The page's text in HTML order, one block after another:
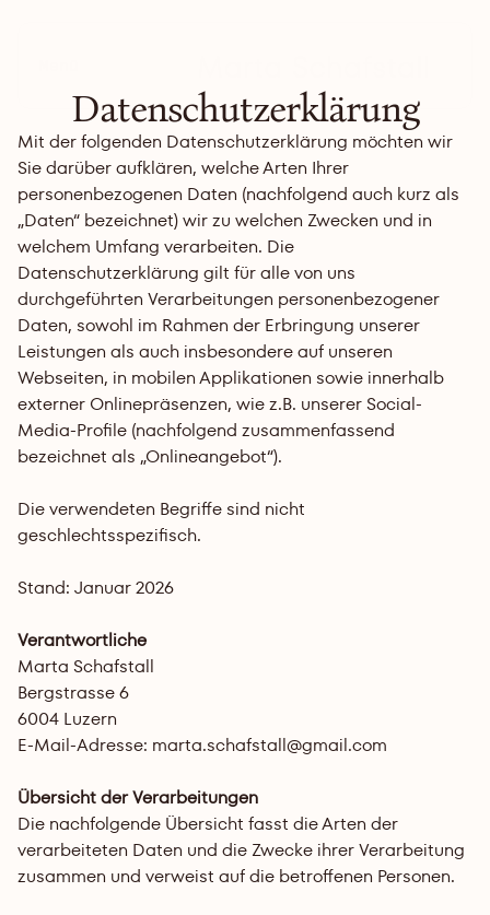
Datenschutzerklärung
Mit der folgenden Datenschutzerklärung möchten wir
Sie darüber aufklären, welche Arten Ihrer
personenbezogenen Daten (nachfolgend auch kurz als
„Daten“ bezeichnet) wir zu welchen Zwecken und in
welchem Umfang verarbeiten. Die
Datenschutzerklärung gilt für alle von uns
durchgeführten Verarbeitungen personenbezogener
Daten, sowohl im Rahmen der Erbringung unserer
Leistungen als auch insbesondere auf unseren
Webseiten, in mobilen Applikationen sowie innerhalb
externer Onlinepräsenzen, wie z.B. unserer Social-
Media-Profile (nachfolgend zusammenfassend
bezeichnet als „Onlineangebot“).
Die verwendeten Begriffe sind nicht
geschlechtsspezifisch.
Stand: Januar 2026
Verantwortliche
Marta Schafstall
Bergstrasse 6
6004 Luzern
E-Mail-Adresse: marta.schafstall@gmail.com
Übersicht der Verarbeitungen
Die nachfolgende Übersicht fasst die Arten der
verarbeiteten Daten und die Zwecke ihrer Verarbeitung
zusammen und verweist auf die betroffenen Personen.